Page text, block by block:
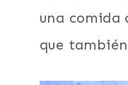
una comida
que